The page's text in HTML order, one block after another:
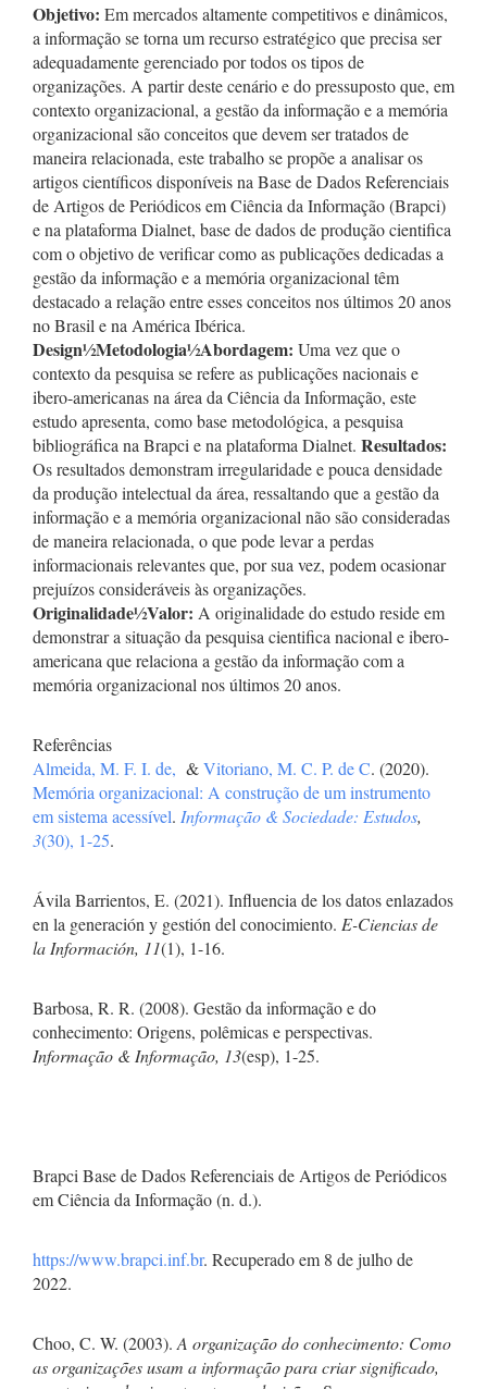
Objetivo: Em mercados altamente competitivos e dinâmicos,
a informação se torna um recurso estratégico que precisa ser
adequadamente gerenciado por todos os tipos de
organizações. A partir deste cenário e do pressuposto que, em
contexto organizacional, a gestão da informação e a memória
organizacional são conceitos que devem ser tratados de
maneira relacionada, este trabalho se propõe a analisar os
artigos científicos disponíveis na Base de Dados Referenciais
de Artigos de Periódicos em Ciência da Informação (Brapci)
e na plataforma Dialnet, base de dados de produção cientifica
com o objetivo de verificar como as publicações dedicadas a
gestão da informação e a memória organizacional têm
destacado a relação entre esses conceitos nos últimos 20 anos
no Brasil e na América Ibérica.
Design½Metodologia½Abordagem: Uma vez que o
contexto da pesquisa se refere as publicações nacionais e
ibero-americanas na área da Ciência da Informação, este
estudo apresenta, como base metodológica, a pesquisa
bibliográfica na Brapci e na plataforma Dialnet. Resultados:
Os resultados demonstram irregularidade e pouca densidade
da produção intelectual da área, ressaltando que a gestão da
informação e a memória organizacional não são consideradas
de maneira relacionada, o que pode levar a perdas
informacionais relevantes que, por sua vez, podem ocasionar
prejuízos consideráveis às organizações.
Originalidade½Valor: A originalidade do estudo reside em
demonstrar a situação da pesquisa cientifica nacional e ibero-
americana que relaciona a gestão da informação com a
memória organizacional nos últimos 20 anos.
Referências
Almeida, M. F. I. de, &Vitoriano, M. C. P. de C. (2020).
Memória organizacional: A construção de um instrumento
em sistema acessível. Informação & Sociedade: Estudos,
3(30), 1-25.
Ávila Barrientos, E. (2021). Influencia de los datos enlazados
en la generación y gestión del conocimiento. E-Ciencias de
la Información, 11(1), 1-16.
Barbosa, R. R. (2008). Gestão da informação e do
conhecimento: Origens, polêmicas e perspectivas.
Informação & Informação, 13(esp), 1-25.
Brapci Base de Dados Referenciais de Artigos de Periódicos
em Ciência da Informação (n. d.).
https://www.brapci.inf.br. Recuperado em 8 de julho de
2022.
Choo, C. W. (2003).A organização do conhecimento: Como
as organizações usam a informação para criar significado,